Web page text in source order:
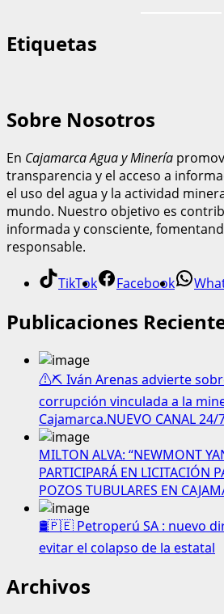
Etiquetas
Sobre Nosotros
En Cajamarca Agua y Minería
transparencia y el acceso a
el uso del agua y la actividad
mundo. Nuestro objetivo es
informada y consciente,
responsable.
TikTok Facebook
Publicaciones
⚠️⛏️ Iván Arenas advierte
corrupción vinculada a la
Cajamarca.NUEVO CANAL 24/
MILTON ALVA: “NEWMONT
PARTICIPARÁ EN LICITACIÓN
POZOS TUBULARES EN
🛢️🇵🇪 Petroperú SA : nuevo
evitar el colapso de la estatal
Archivos